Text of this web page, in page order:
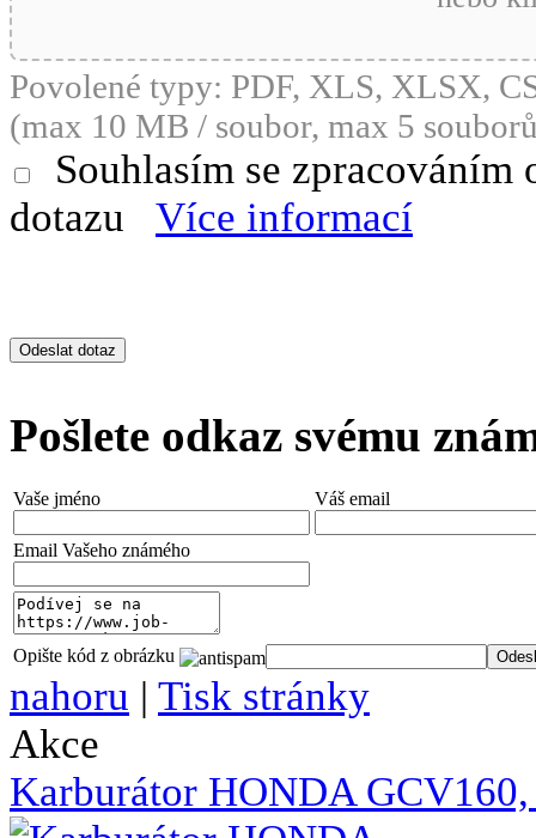
Povolené typy: PDF, XLS, XLSX,
(max 10 MB / soubor, max 5
Souhlasím se
dotazu
Více informací
Pošlete odkaz svému
Vaše jméno Váš email
Email Vašeho známého
Opište kód z obrázku
nahoru | Tisk stránky
Akce
Karburátor HONDA